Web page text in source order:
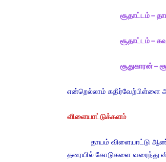
சூதாட்டம் –
சூதாட்டம் –
சூதுகாரன் –
என்றெல்லாம் கதிர்வேற்பிள்ளை
விளையாட்டுக்களம்
தாயம் விளையாட்டு
தரையில் கோடுகளை வரைந்து